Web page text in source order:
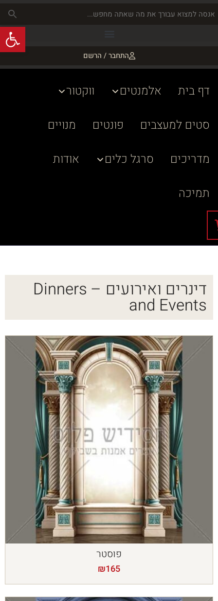
התחבר / הרשם
דף בית אלמנטים
ווקטור
סטים למעצבים
פונטים
מנויים
מדריכים
סרגל כלים
אודות
תמיכה
דינרים ואירועים – Dinners
and Events
פוסטר
₪165